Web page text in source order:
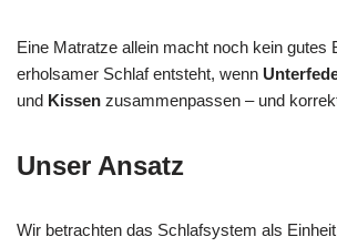
Eine Matratze allein macht noch kein gutes
erholsamer Schlaf entsteht, wenn
und Kissen zusammenpassen – und
Unser Ansatz
Wir betrachten das Schlafsystem als